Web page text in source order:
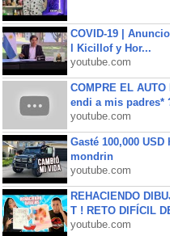
COVID-19 |
l Kicillof y Hor...
youtube.com
COMPRE EL
endi a mis padres*
youtube.com
Gasté 100,000
mondrin
youtube.com
REHACIENDO
T ! RETO DIFÍCIL
youtube.com